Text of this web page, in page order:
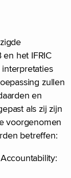
het IFRIC
zullen
en
als zij zijn
voorgenomen
betreffen: